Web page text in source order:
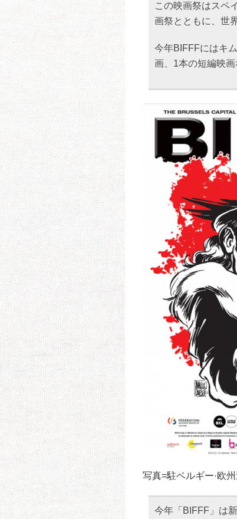
この映画祭はスペ
画祭とともに、世
今年BIFFFにはキ
画、1本の短編映
写真=駐ベルギー·欧
今年「BIFFF」は